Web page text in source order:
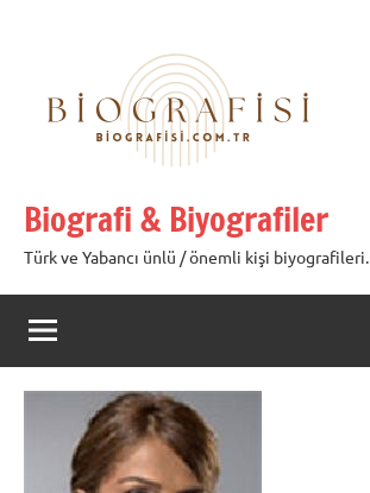
Biografi & Biyografiler
Türk ve Yabancı ünlü / önemli kişi biyografileri.